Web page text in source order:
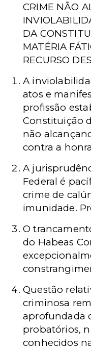
CRIME NÃO
DA
MATÉRIA
RECURSO
A
atos e
profissão
Constituição
não
contra a
A
Federal é
crime de
imunidade.
O
do Habeas
Questão
criminosa
aprofundada
probatórios,
conhecidos